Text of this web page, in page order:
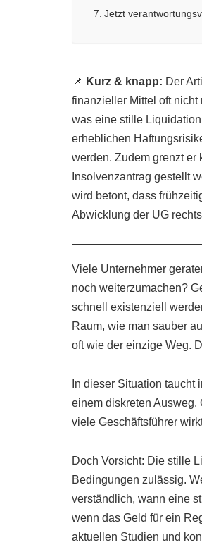
Jetzt
📌 Kurz & knapp: Der
finanzieller Mittel oft
was eine stille
erheblichen
werden. Zudem grenzt
Insolvenzantrag gestellt
wird betont, dass
Abwicklung der UG
Viele Unternehmer
noch weiterzumachen?
schnell existenziell
Raum, wie man sauber
oft wie der einzige Weg.
In dieser Situation
einem diskreten Ausweg.
viele Geschäftsführer
Doch Vorsicht: Die stille
Bedingungen zulässig.
verständlich, wann eine
wenn das Geld für ein
aktuellen Studien und